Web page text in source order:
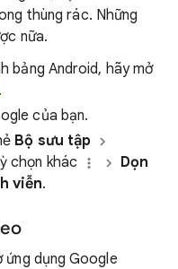
thùng rác. Những
nữa.
bảng Android, hãy mở
của bạn.
Bộ sưu tập
chọn khác
Dọn
viễn.
ứng dụng Google